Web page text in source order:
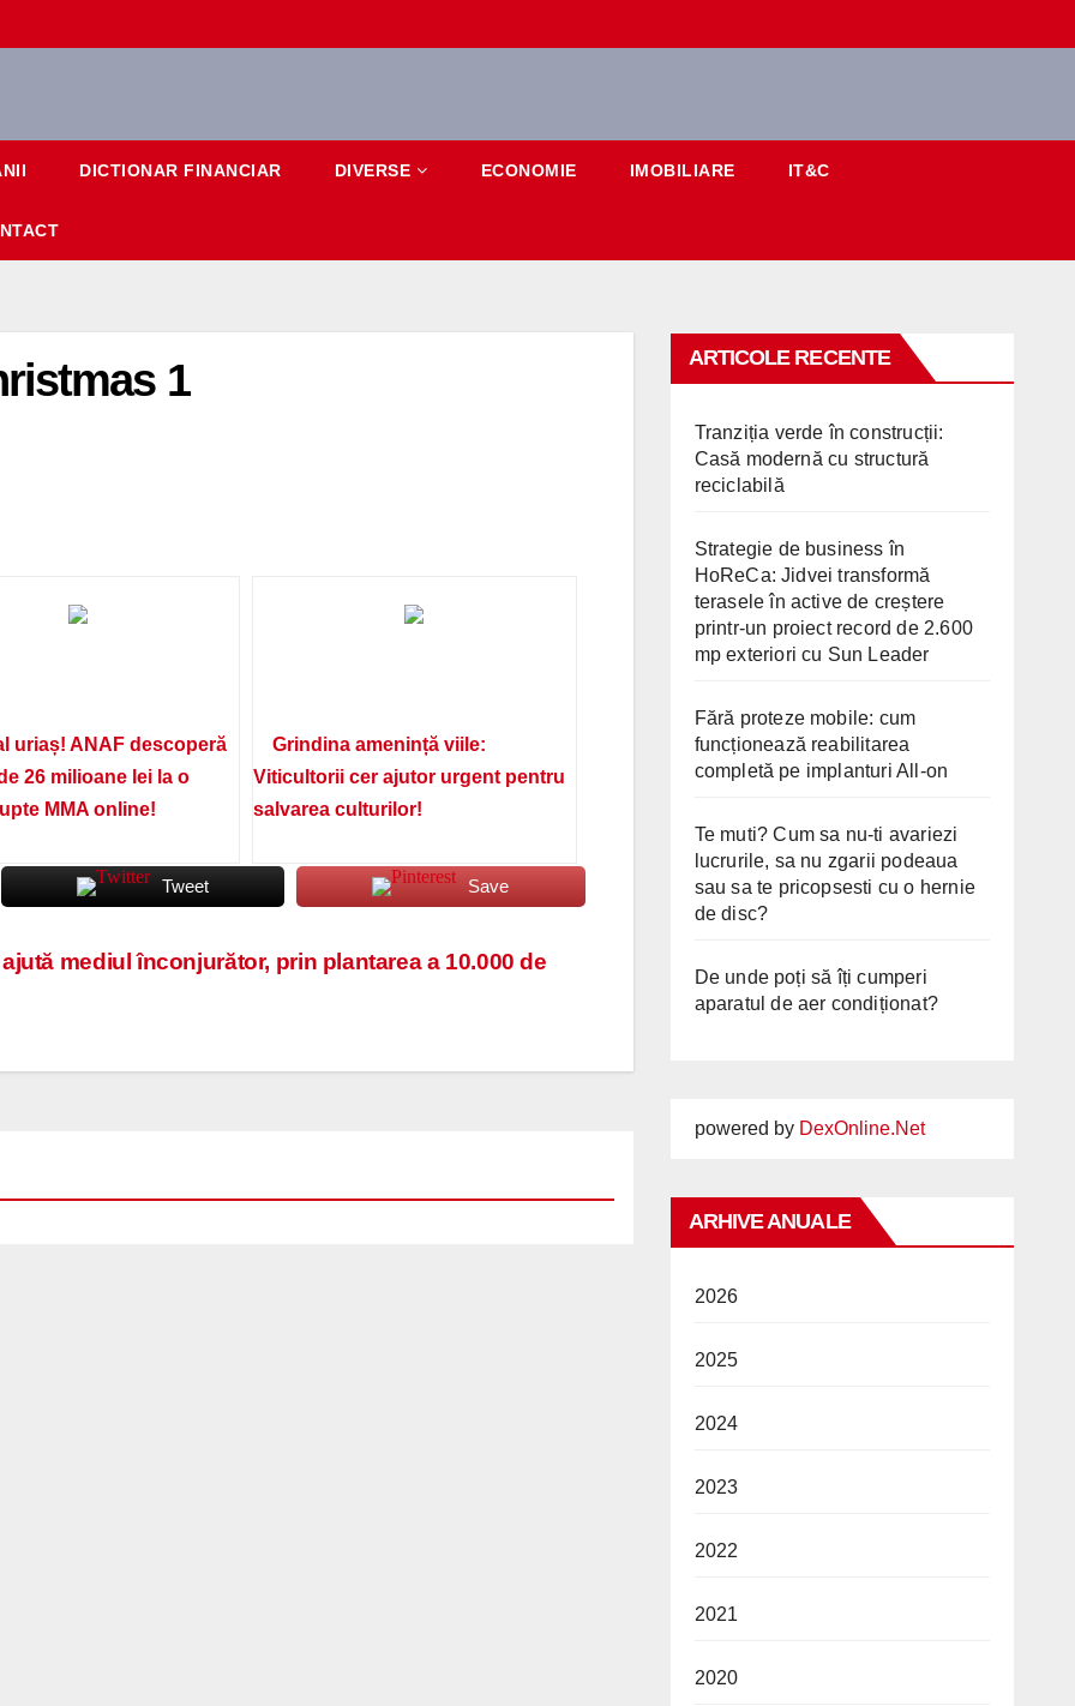
DICTIONAR FINANCIAR DIVERSE ECONOMIE IMOBILIARE IT&C
1
uriaș! ANAF descoperă
26 milioane lei la o
MMA online!
Grindina amenință viile:
Viticultorii cer ajutor urgent pentru
salvarea culturilor!
Tweet Save
mediul înconjurător, prin plantarea a 10.000 de
ARTICOLE RECENTE
Tranziția verde în construcții:
Casă modernă cu structură
reciclabilă
Strategie de business în
HoReCa: Jidvei transformă
terasele în active de creștere
printr-un proiect record de 2.600
mp exteriori cu Sun Leader
Fără proteze mobile: cum
funcționează reabilitarea
completă pe implanturi All-on
Te muti? Cum sa nu-ti avariezi
lucrurile, sa nu zgarii podeaua
sau sa te pricopsesti cu o hernie
de disc?
De unde poți să îți cumperi
aparatul de aer condiționat?
powered by DexOnline.Net
ARHIVE ANUALE
2026
2025
2024
2023
2022
2021
2020